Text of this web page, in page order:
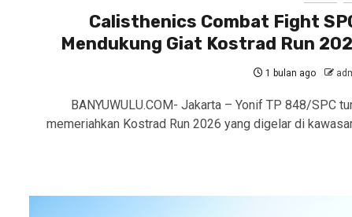
Calisthenics Combat Fight
Mendukung Giat Kostrad Run
1 bulan ago
BANYUWULU.COM- Jakarta – Yonif TP 848/SPC
memeriahkan Kostrad Run 2026 yang digelar di